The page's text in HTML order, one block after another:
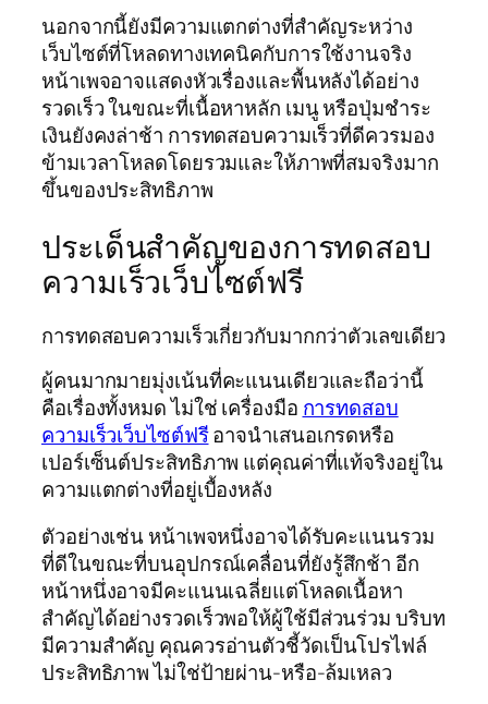
นอกจากนี้ยังมีความแตกต่างที่สำคัญระหว่าง
เว็บไซต์ที่โหลดทางเทคนิคกับการใช้งานจริง
หน้าเพจอาจแสดงหัวเรื่องและพื้นหลังได้อย่าง
รวดเร็ว ในขณะที่เนื้อหาหลัก เมนู หรือปุ่มชำระ
เงินยังคงล่าช้า การทดสอบความเร็วที่ดีควรมอง
ข้ามเวลาโหลดโดยรวมและให้ภาพที่สมจริงมาก
ขึ้นของประสิทธิภาพ
ประเด็นสำคัญของการทดสอบ
ความเร็วเว็บไซต์ฟรี
การทดสอบความเร็วเกี่ยวกับมากกว่าตัวเลขเดียว
ผู้คนมากมายมุ่งเน้นที่คะแนนเดียวและถือว่านี้
คือเรื่องทั้งหมด ไม่ใช่ เครื่องมือ การทดสอบ
ความเร็วเว็บไซต์ฟรีอาจนำเสนอเกรดหรือ
เปอร์เซ็นต์ประสิทธิภาพ แต่คุณค่าที่แท้จริงอยู่ใน
ความแตกต่างที่อยู่เบื้องหลัง
ตัวอย่างเช่น หน้าเพจหนึ่งอาจได้รับคะแนนรวม
ที่ดีในขณะที่บนอุปกรณ์เคลื่อนที่ยังรู้สึกช้า อีก
หน้าหนึ่งอาจมีคะแนนเฉลี่ยแต่โหลดเนื้อหา
สำคัญได้อย่างรวดเร็วพอให้ผู้ใช้มีส่วนร่วม บริบท
มีความสำคัญ คุณควรอ่านตัวชี้วัดเป็นโปรไฟล์
ประสิทธิภาพ ไม่ใช่ป้ายผ่าน-หรือ-ล้มเหลว